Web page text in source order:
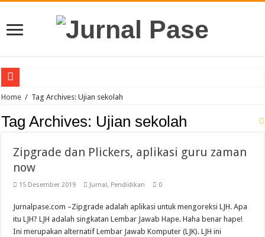
Puluhan Guru Berkumpul di TPN XIII Aceh Utara, Kacabdin Tekankan Cetak
Sinergi Bareng TNI/Polri, MPLS SMAN 1 Matangkuli Tanamkan Disiplin dan
Siswi SMA Unggul Cut Nyak Dhien Langsa Raih Beasiswa Penuh ke Tiongkok
Guru PJOK SMAN 1 Calang Raih Juara II Nasional Kempo 2026
7 Siswa SMAN 1 Dewantara Lolos ke OSN Provinsi, Siap Harumkan Aceh Utara
SLB YBSM Banda Aceh Raih Juara Umum di Acara Kontes Sekolah
Bidang Literasi IGI Aceh Timur Raih Penghargaan Buku Etnik Nusantara
Home / Tag Archives: Ujian sekolah
Tag Archives: Ujian sekolah
Zipgrade dan Plickers, aplikasi guru zaman
now
15 Desember 2019 Jurnal, Pendidikan 0
Jurnalpase.com –Zipgrade adalah aplikasi untuk mengoreksi LJH. Apa
itu LJH? LJH adalah singkatan Lembar Jawab Hape. Haha benar hape!
Ini merupakan alternatif Lembar Jawab Komputer (LJK). LJH ini